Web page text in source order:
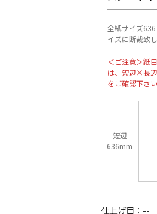
全紙サイズ
イズに断裁致し
＜ご注意＞紙
は、短辺×長
をご確認下さい
短辺
636mm
仕上げ目： --